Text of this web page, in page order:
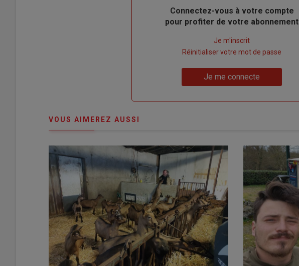
Body
Connectez-vous à votre compte
pour profiter de votre abonnement
compte"
Je m'inscrit
Réinitialiser votre mot de passe
Je me connecte
VOUS AIMEREZ AUSSI